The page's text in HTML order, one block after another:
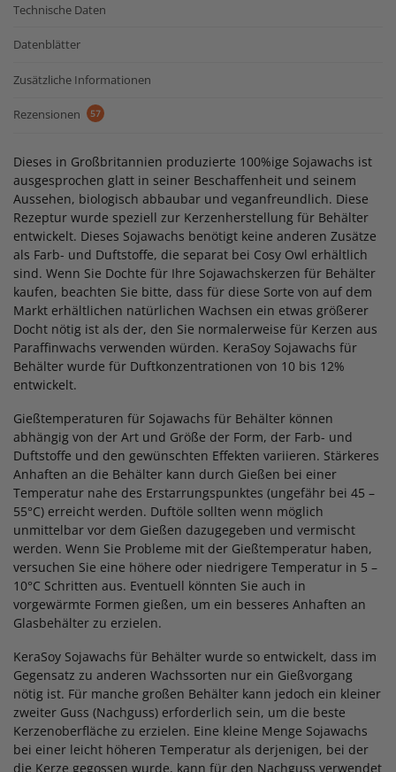
Technische Daten
Datenblätter
Zusätzliche Informationen
Rezensionen 57
Dieses in Großbritannien produzierte 100%ige Sojawachs ist
ausgesprochen glatt in seiner Beschaffenheit und seinem
Aussehen, biologisch abbaubar und veganfreundlich. Diese
Rezeptur wurde speziell zur Kerzenherstellung für Behälter
entwickelt. Dieses Sojawachs benötigt keine anderen Zusätze
als Farb- und Duftstoffe, die separat bei Cosy Owl erhältlich
sind. Wenn Sie Dochte für Ihre Sojawachskerzen für Behälter
kaufen, beachten Sie bitte, dass für diese Sorte von auf dem
Markt erhältlichen natürlichen Wachsen ein etwas größerer
Docht nötig ist als der, den Sie normalerweise für Kerzen aus
Paraffinwachs verwenden würden. KeraSoy Sojawachs für
Behälter wurde für Duftkonzentrationen von 10 bis 12%
entwickelt.
Gießtemperaturen für Sojawachs für Behälter können
abhängig von der Art und Größe der Form, der Farb- und
Duftstoffe und den gewünschten Effekten variieren. Stärkeres
Anhaften an die Behälter kann durch Gießen bei einer
Temperatur nahe des Erstarrungspunktes (ungefähr bei 45 –
55°C) erreicht werden. Duftöle sollten wenn möglich
unmittelbar vor dem Gießen dazugegeben und vermischt
werden. Wenn Sie Probleme mit der Gießtemperatur haben,
versuchen Sie eine höhere oder niedrigere Temperatur in 5 –
10°C Schritten aus. Eventuell könnten Sie auch in
vorgewärmte Formen gießen, um ein besseres Anhaften an
Glasbehälter zu erzielen.
KeraSoy Sojawachs für Behälter wurde so entwickelt, dass im
Gegensatz zu anderen Wachssorten nur ein Gießvorgang
nötig ist. Für manche großen Behälter kann jedoch ein kleiner
zweiter Guss (Nachguss) erforderlich sein, um die beste
Kerzenoberfläche zu erzielen. Eine kleine Menge Sojawachs
bei einer leicht höheren Temperatur als derjenigen, bei der
die Kerze gegossen wurde, kann für den Nachguss verwendet